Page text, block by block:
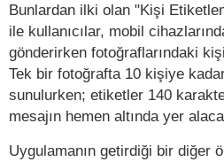
Bunlardan ilki olan "Kişi
ile kullanıcılar, mobil
gönderirken fotoğraflarındaki
Tek bir fotoğrafta 10 kişiye
sunulurken; etiketler 140
mesajın hemen altında yer
Uygulamanın getirdiği bir diğer